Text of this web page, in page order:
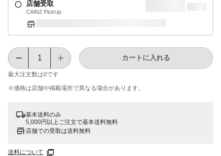
店舗受取
CAINZ PickUp
最大注文数は0です
カートに入れる
※価格は​店舗や​掲載場所で​異なる​場合が​あります。
基本送料のみ
5,000円以上ご注文で基本送料無料
店舗での受取は送料無料
送料について